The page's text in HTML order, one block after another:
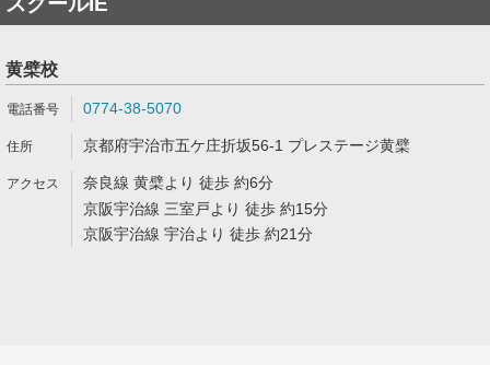
黄檗校
0774-38-5070
京都府宇治市五ケ庄折坂56-1 プレステージ黄檗
奈良線 黄檗より 徒歩 約6分
京阪宇治線 三室戸より 徒歩 約15分
京阪宇治線 宇治より 徒歩 約21分